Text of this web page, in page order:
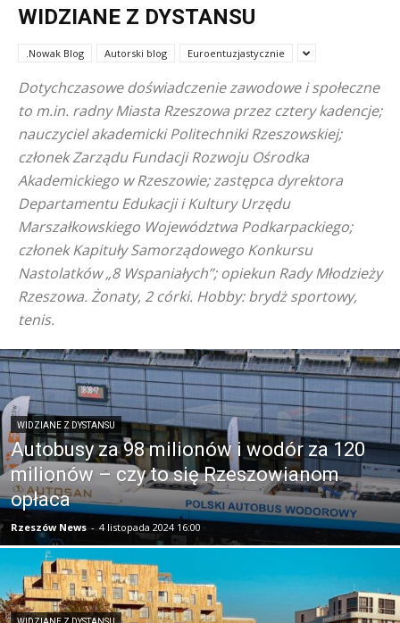
WIDZIANE Z DYSTANSU
.Nowak Blog Autorski blog Euroentuzjastycznie
Dotychczasowe doświadczenie zawodowe i społeczne
to m.in. radny Miasta Rzeszowa przez cztery kadencje;
nauczyciel akademicki Politechniki Rzeszowskiej;
członek Zarządu Fundacji Rozwoju Ośrodka
Akademickiego w Rzeszowie; zastępca dyrektora
Departamentu Edukacji i Kultury Urzędu
Marszałkowskiego Województwa Podkarpackiego;
członek Kapituły Samorządowego Konkursu
Nastolatków „8 Wspaniałych”; opiekun Rady Młodzieży
Rzeszowa. Żonaty, 2 córki. Hobby: brydż sportowy,
tenis.
WIDZIANE Z DYSTANSU
Autobusy za 98 milionów i wodór za 120
milionów – czy to się Rzeszowianom
opłaca
Rzeszów News - 4 listopada 2024 16:00